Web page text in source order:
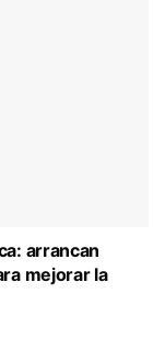
arrancan
mejorar la